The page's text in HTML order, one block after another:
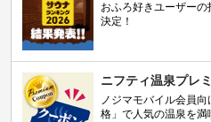
おふろ好きユーザー
決定！
ニフティ温泉プレ
ノジマモバイル会員
格」で人気の温泉を満